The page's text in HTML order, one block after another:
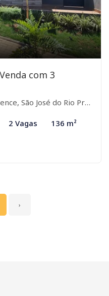
com 3
São José do Rio Preto-SP
2 Vagas 136 m²
›